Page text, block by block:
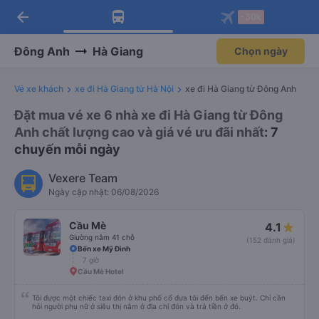
Tải app Vexere ngay!
Nhận ưu đãi thành viên độc
Mở app
Tải app Vexere
-30k/ghế khi đặt vé máy bay qua
Mở app
arrow_back
Đông Anh Hà Giang Chọn ngày
Vé xe khách xe đi Hà Giang từ Hà Nội xe đi Hà Giang từ Đông Anh
Đặt mua vé xe 6 nhà xe đi Hà Giang từ Đông
Anh chất lượng cao và giá vé ưu đãi nhất: 7
chuyến mỗi ngày
Vexere Team
Ngày cập nhật: 06/08/2026
Cầu Mè
Giường nằm 41 chỗ
4.1
(152 đánh giá)
Bến xe Mỹ Đình
7 giờ
Cầu Mè Hotel
Tôi được một chiếc taxi đón ở khu phố cổ đưa tôi đến bến xe buýt. Chỉ cần
hỏi người phụ nữ ở siêu thị nằm ở địa chỉ đón và trả tiền ở đó.